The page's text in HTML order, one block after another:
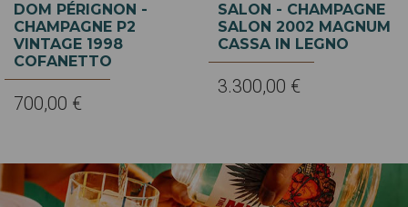
DOM PÉRIGNON -
CHAMPAGNE P2
VINTAGE 1998
COFANETTO
700,00 €
SALON - CHAMPAGNE
SALON 2002 MAGNUM
CASSA IN LEGNO
3.300,00 €